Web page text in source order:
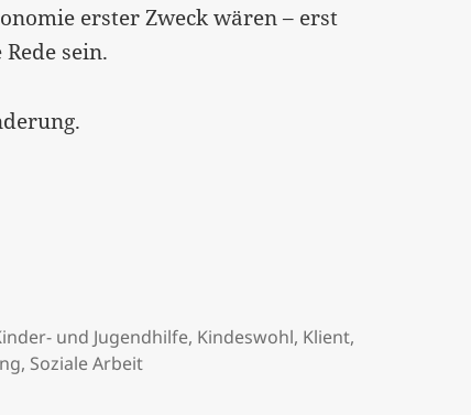
erster Zweck wären – erst
sein.
und Jugendhilfe, Kindeswohl, Klient,
, Soziale Arbeit
das BGE